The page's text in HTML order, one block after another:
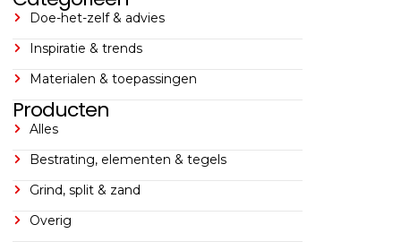
Doe-het-zelf & advies
Inspiratie & trends
Materialen & toepassingen
Producten
Alles
Bestrating, elementen & tegels
Grind, split & zand
Overig